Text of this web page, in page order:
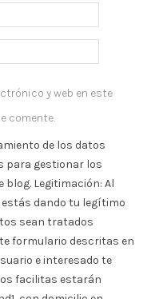
y web en este
comente.
de los datos
para gestionar los
blog. Legitimación: Al
dando tu legítimo
sean tratados
formulario descritas en
e interesado te
facilitas estarán